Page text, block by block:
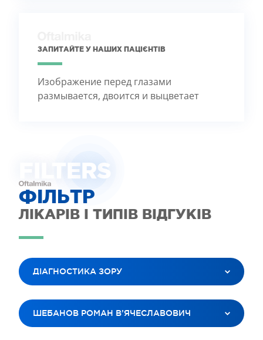
ЗАПИТАЙТЕ У НАШИХ ПАЦІЄНТІВ
Изображение перед глазами
размывается, двоится и выцветает
FILTERS
ФІЛЬТР
ЛІКАРІВ І ТИПІВ ВІДГУКІВ
ДІАГНОСТИКА ЗОРУ
ВСІ ПОСЛУГИ
ЛАЗЕРНА КОРЕКЦІЯ ЗОРУ
ШЕБАНОВ РОМАН В’ЯЧЕСЛАВОВИЧ